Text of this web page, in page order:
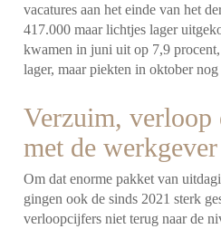
vacatures aan het einde van het
417.000 maar lichtjes lager
kwamen in juni uit op 7,9
lager, maar piekten in oktober
Verzuim, verloop
met de werkgever
Om dat enorme pakket van
gingen ook de sinds 2021 sterk
verloopcijfers niet terug naar de